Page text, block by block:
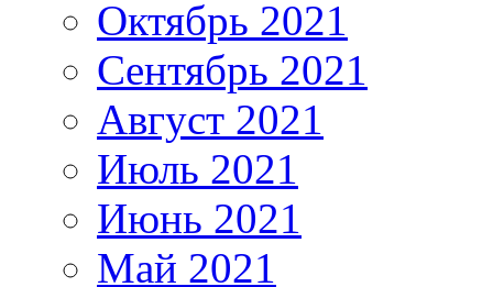
Октябрь 2021
Сентябрь 2021
Август 2021
Июль 2021
Июнь 2021
Май 2021